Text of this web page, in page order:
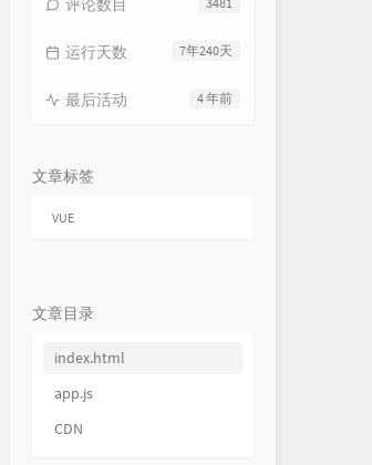
评论数目
7年240天
运行天数
4 年前
最后活动
文章标签
VUE
文章目录
index.html
app.js
CDN